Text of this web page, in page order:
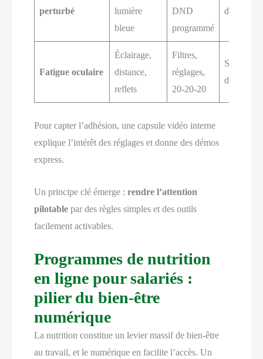
perturbé
lumière
bleue
DND
programmé
Fatigue oculaire
Éclairage,
distance,
reflets
Filtres,
réglages,
20-20-20
déclarés
Pour capter l’adhésion, une capsule vidéo interne
explique l’intérêt des réglages et donne des démos
express.
Un principe clé émerge :rendre l’attention
pilotable par des règles simples et des outils
facilement activables.
Programmes de nutrition
en ligne pour salariés :
pilier du bien-être
numérique
La nutrition constitue un levier massif de bien-être
au travail, et le numérique en facilite l’accès. Un